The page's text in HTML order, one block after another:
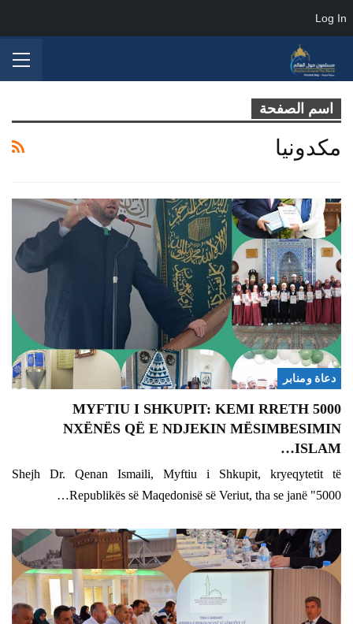
اسم الصفحة
مكدونيا
دعاة ومنابر
MYFTIU I SHKUPIT: KEMI RRETH 5000
NXËNËS QË E NDJEKIN MËSIMBESIMIN
ISLAM…
Shejh Dr. Qenan Ismaili, Myftiu i Shkupit, kryeqytetit të
Republikës së Maqedonisë së Veriut, tha se janë "5000…
Log In